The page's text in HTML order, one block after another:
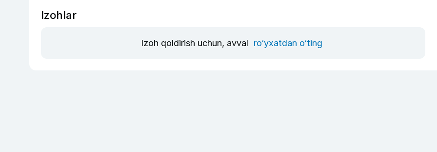
Izohlar
Izoh qoldirish uchun, avval ro‘yxatdan o‘ting